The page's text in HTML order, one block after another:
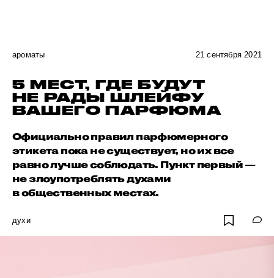
ароматы 21 сентября 2021
5 МЕСТ, ГДЕ БУДУТ
НЕ РАДЫ ШЛЕЙФУ
ВАШЕГО ПАРФЮМА
Официально правил парфюмерного
этикета пока не существует, но их все
равно лучше соблюдать. Пункт первый —
не злоупотреблять духами
в общественных местах.
духи